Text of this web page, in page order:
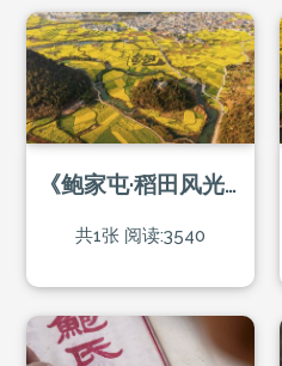
《鲍家屯·稻田风光》
共1张 阅读:3540